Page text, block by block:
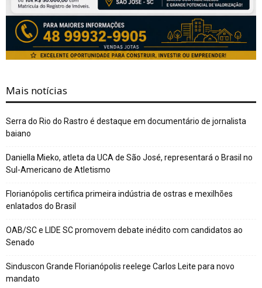
Mais notícias
Serra do Rio do Rastro é destaque em documentário de jornalista
baiano
Daniella Mieko, atleta da UCA de São José, representará o Brasil no
Sul-Americano de Atletismo
Florianópolis certifica primeira indústria de ostras e mexilhões
enlatados do Brasil
OAB/SC e LIDE SC promovem debate inédito com candidatos ao
Senado
Sinduscon Grande Florianópolis reelege Carlos Leite para novo
mandato